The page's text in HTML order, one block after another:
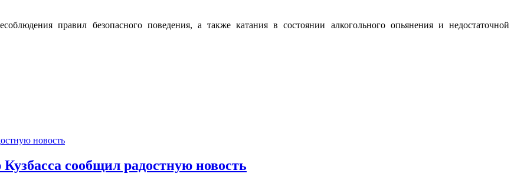
правил безопасного поведения, а также катания в состоянии алкогольного опьянения и недостаточной
сообщил радостную новость